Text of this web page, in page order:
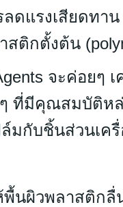
แรงเสียดทา
ติกตั้งต้น
จะค่อยๆ
ที่มีคุณสมบัติห
กับชิ้นส่วนเค
พื้นผิวพลาสติกลื่